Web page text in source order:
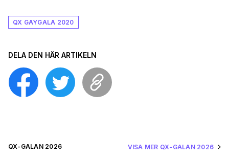
QX GAYGALA 2020
DELA DEN HÄR ARTIKELN
QX-GALAN 2026 VISA MER QX-GALAN 2026